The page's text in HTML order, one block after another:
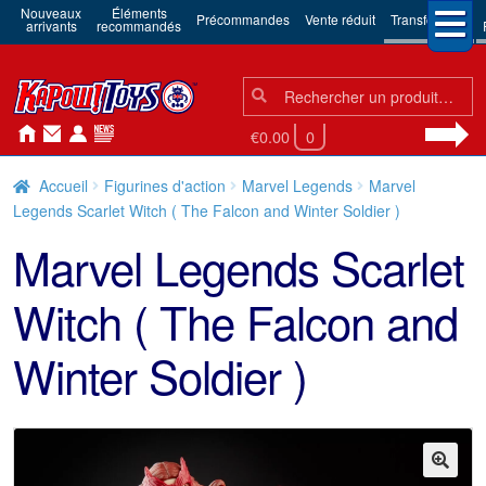
Nouveaux
arrivants
Éléments
recommandés Précommandes Vente réduit Transformers
Chercher:
Chercher
€0.00 0
Accueil Figurines d'action Marvel Legends
Marvel
Legends Scarlet Witch ( The Falcon and Winter Soldier )
Marvel Legends Scarlet
Witch ( The Falcon and
Winter Soldier )